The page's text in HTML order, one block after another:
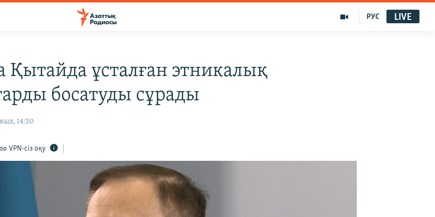
РУС LIVE
Қытайда ұсталған этникалық
босатуды сұрады
14:30
VPN-сіз оқу